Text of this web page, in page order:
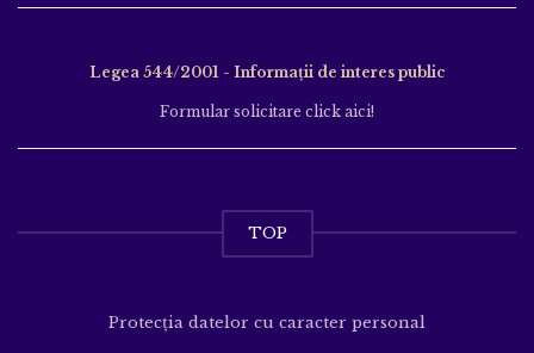
Legea 544/2001 - Informații de interes public
Formular solicitare click aici!
TOP
Protecția datelor cu caracter personal